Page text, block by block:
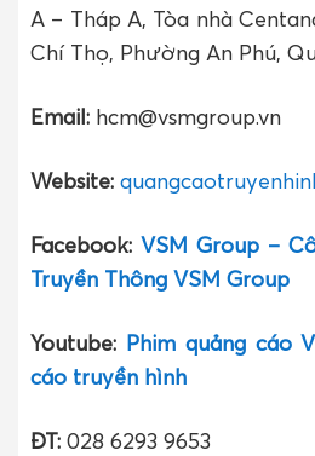
A – Tháp A, Tòa nhà
Chí Thọ, Phường An Phú,
Email: hcm@vsmgroup.vn
Website:
Facebook: VSM Group –
Truyền Thông VSM Group
Youtube: Phim quảng cáo
cáo truyền hình
ĐT: 028 6293 9653